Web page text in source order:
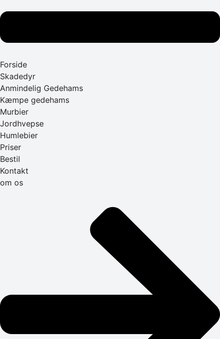
Forside
Skadedyr
Anmindelig Gedehams
Kæmpe gedehams
Murbier
Jordhvepse
Humlebier
Priser
Bestil
Kontakt
om os